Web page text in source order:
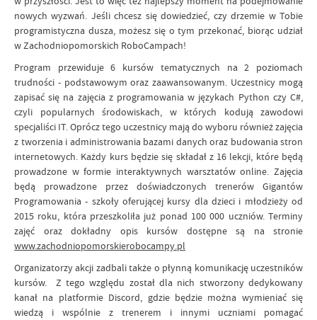
nowych wyzwań. Jeśli chcesz się dowiedzieć, czy drzemie w Tobie
programistyczna dusza, możesz się o tym przekonać, biorąc udział
w Zachodniopomorskich RoboCampach!
Program przewiduje 6 kursów tematycznych na 2 poziomach
trudności - podstawowym oraz zaawansowanym. Uczestnicy mogą
zapisać się na zajęcia z programowania w językach Python czy C#,
czyli popularnych środowiskach, w których kodują zawodowi
specjaliści IT. Oprócz tego uczestnicy mają do wyboru również zajęcia
z tworzenia i administrowania bazami danych oraz budowania stron
internetowych. Każdy kurs będzie się składał z 16 lekcji, które będą
prowadzone w formie interaktywnych warsztatów online. Zajęcia
będą prowadzone przez doświadczonych trenerów Gigantów
Programowania - szkoły oferującej kursy dla dzieci i młodzieży od
2015 roku, która przeszkoliła już ponad 100 000 uczniów. Terminy
zajęć oraz dokładny opis kursów dostępne są na stronie
www.zachodniopomorskierobocampy.pl
Organizatorzy akcji zadbali także o płynną komunikację uczestników
kursów. Z tego względu został dla nich stworzony dedykowany
kanał na platformie Discord, gdzie będzie można wymieniać się
wiedzą i wspólnie z trenerem i innymi uczniami pomagać